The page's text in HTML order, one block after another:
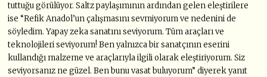
tuttuğu görülüyor. Saltz paylaşımının ardından gelen eleştirilere
ise “Refik Anadol’un çalışmasını sevmiyorum ve nedenini de
söyledim. Yapay zeka sanatını seviyorum. Tüm araçları ve
teknolojileri seviyorum! Ben yalnızca bir sanatçının eserini
kullandığı malzeme ve araçlarıyla ilgili olarak eleştiriyorum. Siz
seviyorsanız ne güzel. Ben bunu vasat buluyorum” diyerek yanıt